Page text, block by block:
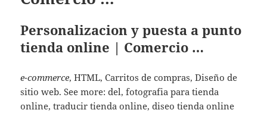
Personalizacion y puesta a punto
tienda online | Comercio …
e-commerce, HTML, Carritos de compras, Diseño de
sitio web. See more: del, fotografia para tienda
online, traducir tienda online, diseo tienda online